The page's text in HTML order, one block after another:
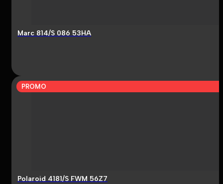
Marc 814/S 086 53HA
PROMO
Polaroid 4181/S FWM 56Z7